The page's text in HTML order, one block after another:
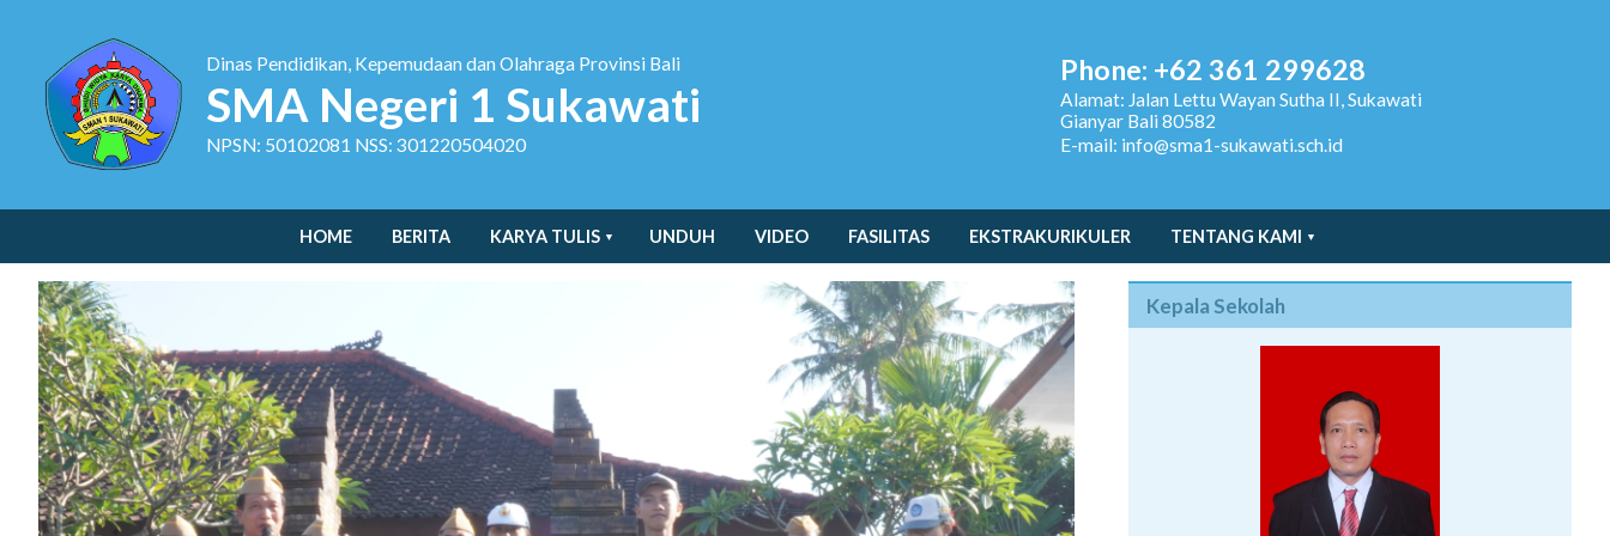
Dinas Pendidikan, Kepemudaan dan Olahraga Provinsi Bali
SMA Negeri 1 Sukawati
NPSN: 50102081 NSS: 301220504020
Phone: +62 361 299628
Alamat: Jalan Lettu Wayan Sutha II, Sukawati
Gianyar Bali 80582
E-mail: info@sma1-sukawati.sch.id
HOME BERITA KARYA TULIS UNDUH VIDEO FASILITAS EKSTRAKURIKULER TENTANG KAMI
Kepala Sekolah